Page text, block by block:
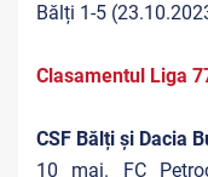
Bălți 1-5
Clasamentul Liga
CSF Bălți și Dacia
10 mai. FC